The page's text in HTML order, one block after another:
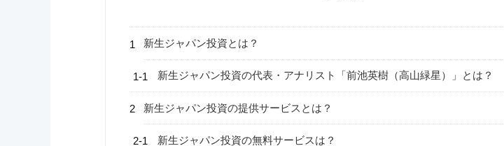
新生ジャパン投資とは？
新生ジャパン投資の代表・アナリスト「前池英樹（高山緑星）」とは？
新生ジャパン投資の提供サービスとは？
新生ジャパン投資の無料サービスは？